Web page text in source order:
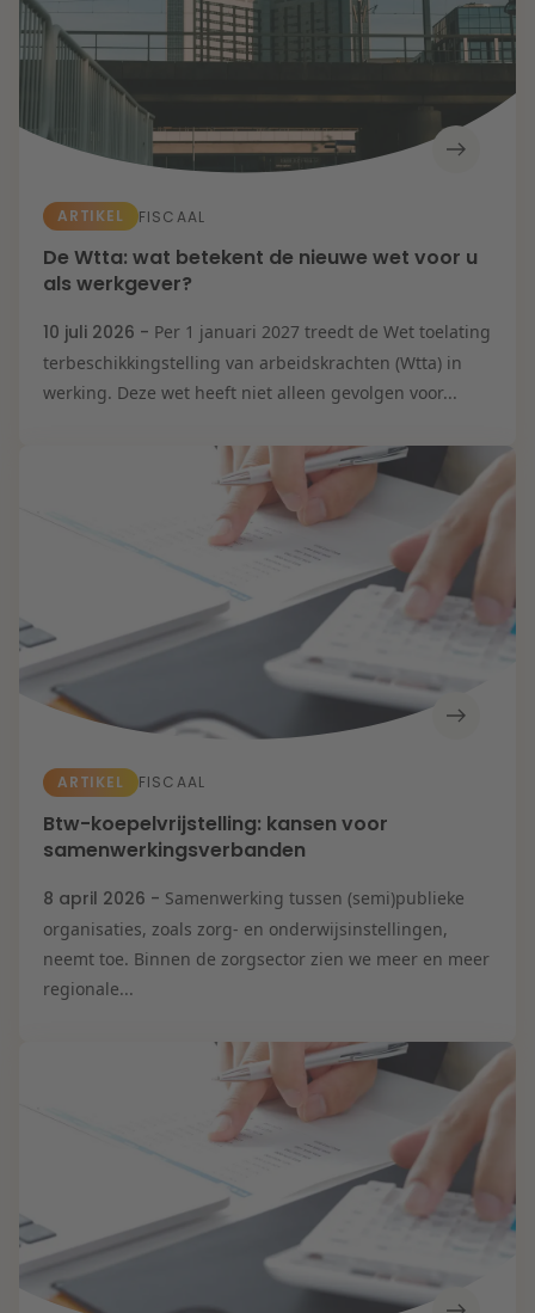
Onderwijs
Expertises
Aanbesteding &
Mededinging
Aansprakelijkheid
& Verzekering
Arbeid & Pensioen
Banking & Finance
Corporate & M&A
De veerkrachtige
onderneming
Energie
Fiscaal
Herstructurering &
IE & Innovatie
IT & Privacy
Litigation
Onderwijs
Overheid &
ARTIKEL FISCAAL
De Wtta: wat betekent de nieuwe wet voor u
als werkgever?
10 juli 2026 - Per 1 januari 2027 treedt de Wet toelating
terbeschikkingstelling van arbeidskrachten (Wtta) in
werking. Deze wet heeft niet alleen gevolgen voor...
ARTIKEL FISCAAL
Btw-koepelvrijstelling: kansen voor
samenwerkingsverbanden
8 april 2026 - Samenwerking tussen (semi)publieke
organisaties, zoals zorg- en onderwijsinstellingen,
neemt toe. Binnen de zorgsector zien we meer en meer
regionale...